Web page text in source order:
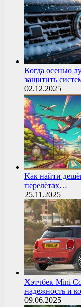
Когда осенью
защитить
02.12.2025
Как найти
перелётах…
25.11.2025
Хэтчбек Mini
надежность и
09.06.2025